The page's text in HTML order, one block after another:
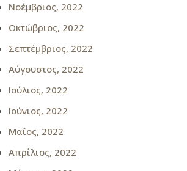
Νοέμβριος, 2022
Οκτώβριος, 2022
Σεπτέμβριος, 2022
Αύγουστος, 2022
Ιούλιος, 2022
Ιούνιος, 2022
Μαϊος, 2022
Απρίλιος, 2022